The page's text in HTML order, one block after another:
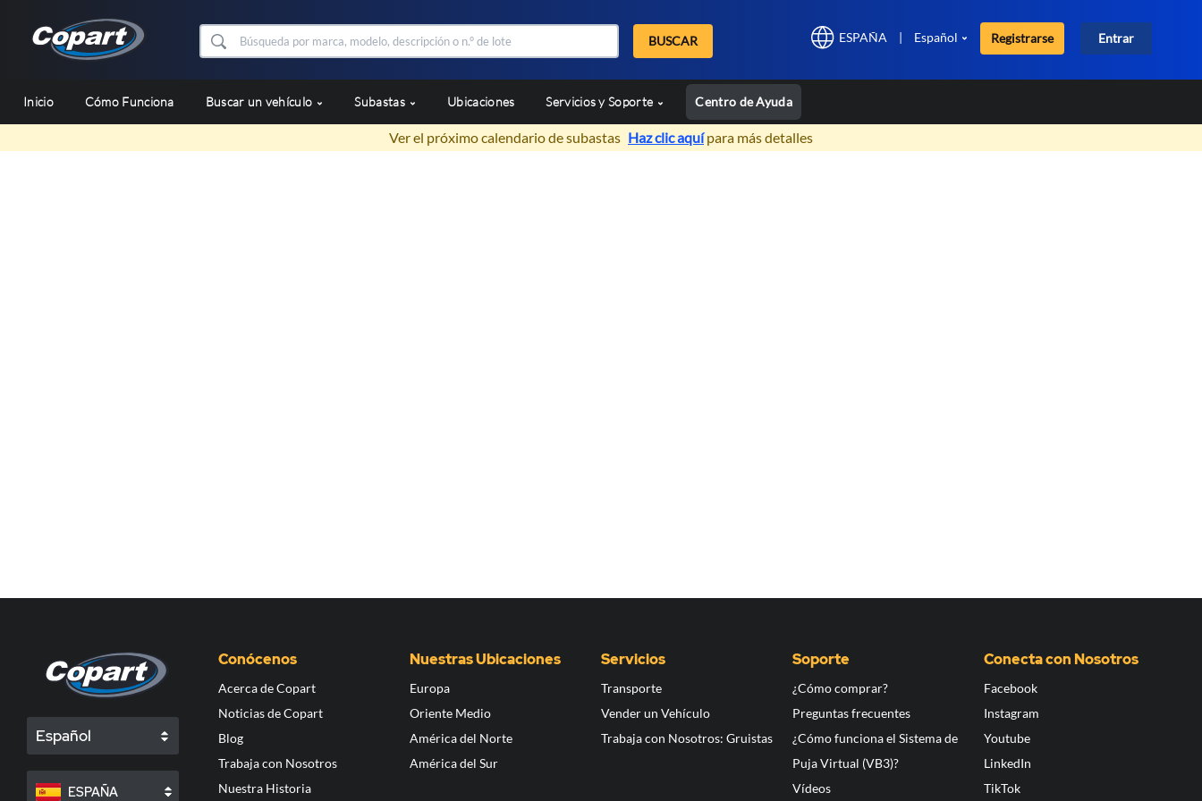
BUSCAR ESPAÑA | Español Registrarse Entrar
Inicio Cómo Funciona Buscar un vehículo Subastas Ubicaciones Servicios y Soporte Centro de Ayuda
Ver el próximo calendario de subastas Haz clic aquípara más detalles
Español
ESPAÑA
Conócenos
Acerca de Copart
Noticias de Copart
Blog
Trabaja con Nosotros
Nuestra Historia
Nuestras Ubicaciones
Europa
Oriente Medio
América del Norte
América del Sur
Servicios
Transporte
Vender un Vehículo
Trabaja con Nosotros: Gruistas
Soporte
¿Cómo comprar?
Preguntas frecuentes
¿Cómo funciona el Sistema de
Puja Virtual (VB3)?
Vídeos
Conecta con Nosotros
Facebook
Instagram
Youtube
LinkedIn
TikTok